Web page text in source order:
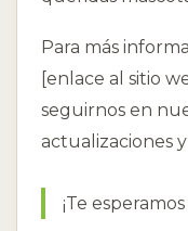
Para más
[enlace al sitio
seguirnos en
actualizaciones y
¡Te